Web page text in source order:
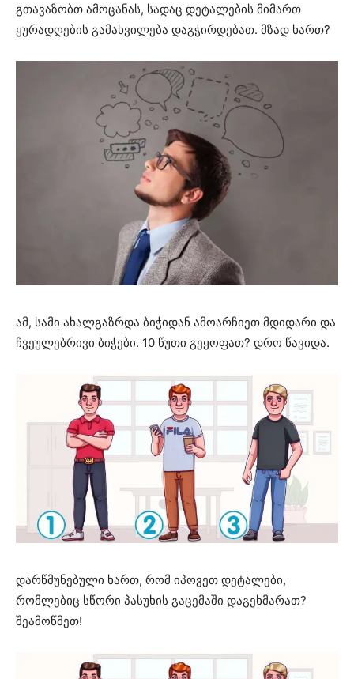
გთავაზობთ ამოცანას, სადაც დეტალების მიმართ
ყურადღების გამახვილება დაგჭირდებათ. მზად ხართ?
ამ, სამი ახალგაზრდა ბიჭიდან ამოარჩიეთ მდიდარი და
ჩვეულებრივი ბიჭები. 10 წუთი გეყოფათ? დრო წავიდა.
დარწმუნებული ხართ, რომ იპოვეთ დეტალები,
რომლებიც სწორი პასუხის გაცემაში დაგეხმარათ?
შეამოწმეთ!